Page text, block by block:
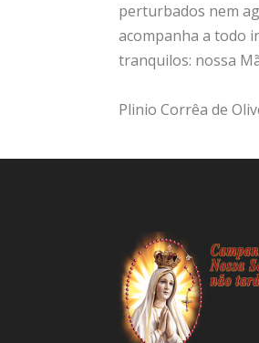
perturbados nem
acompanha a todo
tranquilos: nossa
Plinio Corrêa de